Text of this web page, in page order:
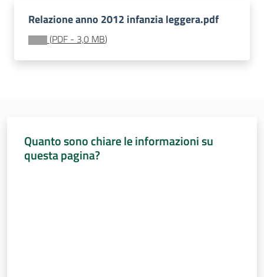
Assemblea
Relazione anno 2012 infanzia leggera.pdf
(PDF - 3,0 MB)
Quanto sono chiare le informazioni su
questa pagina?